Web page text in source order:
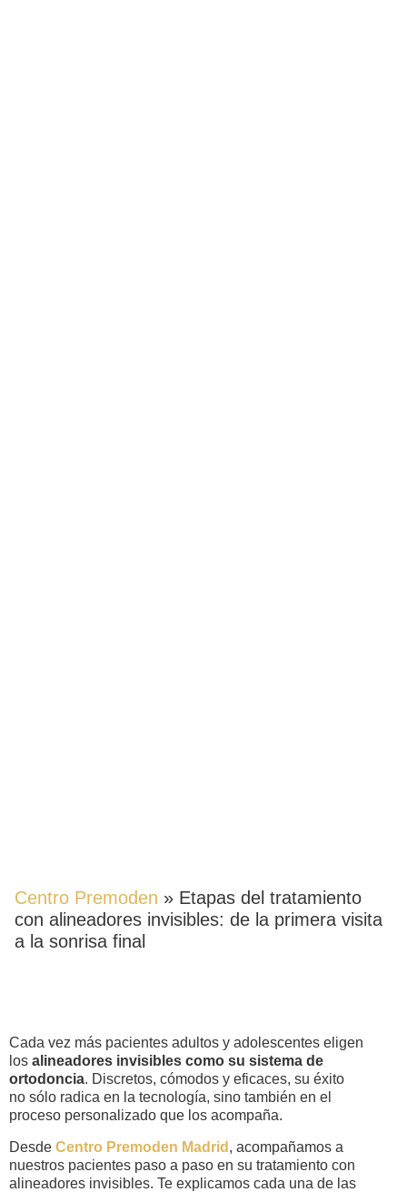
Centro Premoden » Etapas del tratamiento
con alineadores invisibles: de la primera visita
a la sonrisa final
Cada vez más pacientes adultos y adolescentes eligen
los alineadores invisibles como su sistema de
ortodoncia. Discretos, cómodos y eficaces, su éxito
no sólo radica en la tecnología, sino también en el
proceso personalizado que los acompaña.
Desde Centro Premoden Madrid , acompañamos a
nuestros pacientes paso a paso en su tratamiento con
alineadores invisibles. Te explicamos cada una de las